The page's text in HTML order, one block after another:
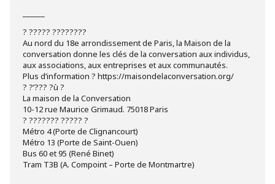
? ????? ????????
Au nord du 18e arrondissement de Paris, la Maison de la
conversation donne les clés de la conversation aux individus,
aux associations, aux entreprises et aux communautés.
Plus d’information ? https://maisondelaconversation.org/
? ?’??? ?ù ?
La maison de la Conversation
10-12 rue Maurice Grimaud. 75018 Paris
? ??????? ????? ?
Métro 4 (Porte de Clignancourt)
Métro 13 (Porte de Saint-Ouen)
Bus 60 et 95 (René Binet)
Tram T3B (A. Compoint – Porte de Montmartre)